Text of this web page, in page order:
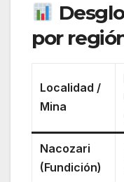
por
Localidad /
Mina
Nacozari
(Fundición)